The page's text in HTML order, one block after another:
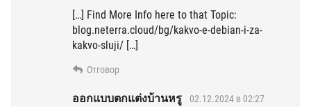
[…] Find More Info here to that Topic:
blog.neterra.cloud/bg/kakvo-e-debian-i-za-
kakvo-sluji/ […]
Отговор
ออกแบบตกแต่งบ้านหรู 02.12.2024 в 02:27